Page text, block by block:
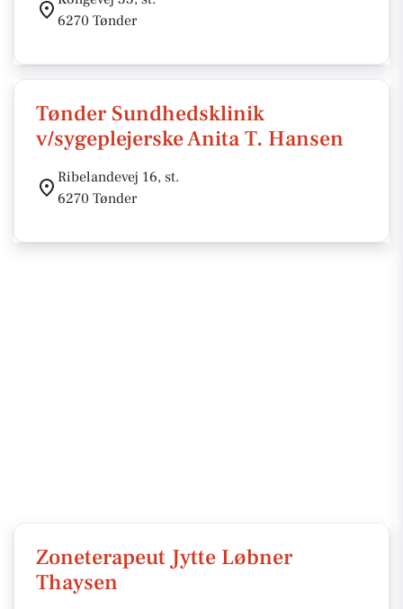
6270 Tønder
Tønder Sundhedsklinik
v/sygeplejerske Anita T. Hansen
Ribelandevej 16, st.
6270 Tønder
Zoneterapeut Jytte Løbner
Thaysen